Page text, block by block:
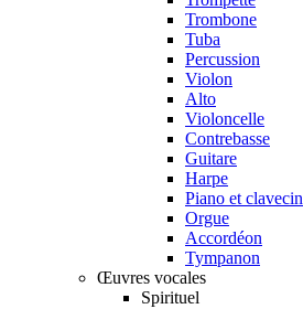
Trombone
Tuba
Percussion
Violon
Alto
Violoncelle
Contrebasse
Guitare
Harpe
Piano et clavecin
Orgue
Accordéon
Tympanon
Œuvres vocales
Spirituel